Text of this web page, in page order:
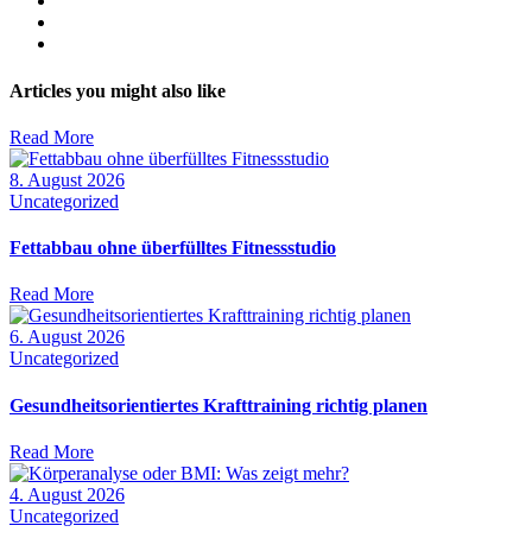
Articles you might also like
Read More
8. August 2026
Uncategorized
Fettabbau ohne überfülltes Fitnessstudio
Read More
6. August 2026
Uncategorized
Gesundheitsorientiertes Krafttraining richtig planen
Read More
4. August 2026
Uncategorized